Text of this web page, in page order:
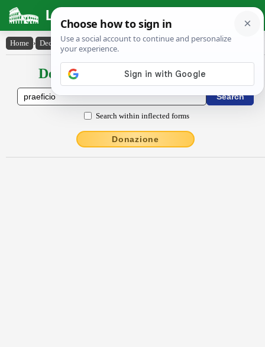
Latin Dictionary
Home › Declensions / Conjugations › praefĭcĭo
Declensions / Conjugations latin
Search within inflected forms
Donazione